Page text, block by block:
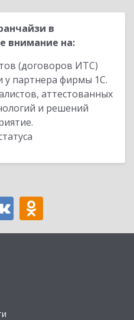
в
внимание на:
(договоров ИТС)
у партнера фирмы 1С.
аттестованных
и решений